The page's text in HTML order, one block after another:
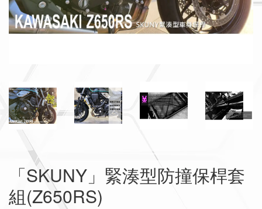
「SKUNY」緊湊型防撞保桿套
組(Z650RS)